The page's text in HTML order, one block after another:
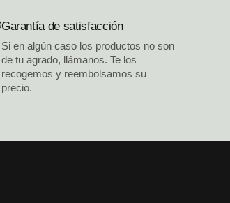
Garantía de satisfacción
Si en algún caso los productos no son
de tu agrado, llámanos. Te los
recogemos y reembolsamos su
precio.